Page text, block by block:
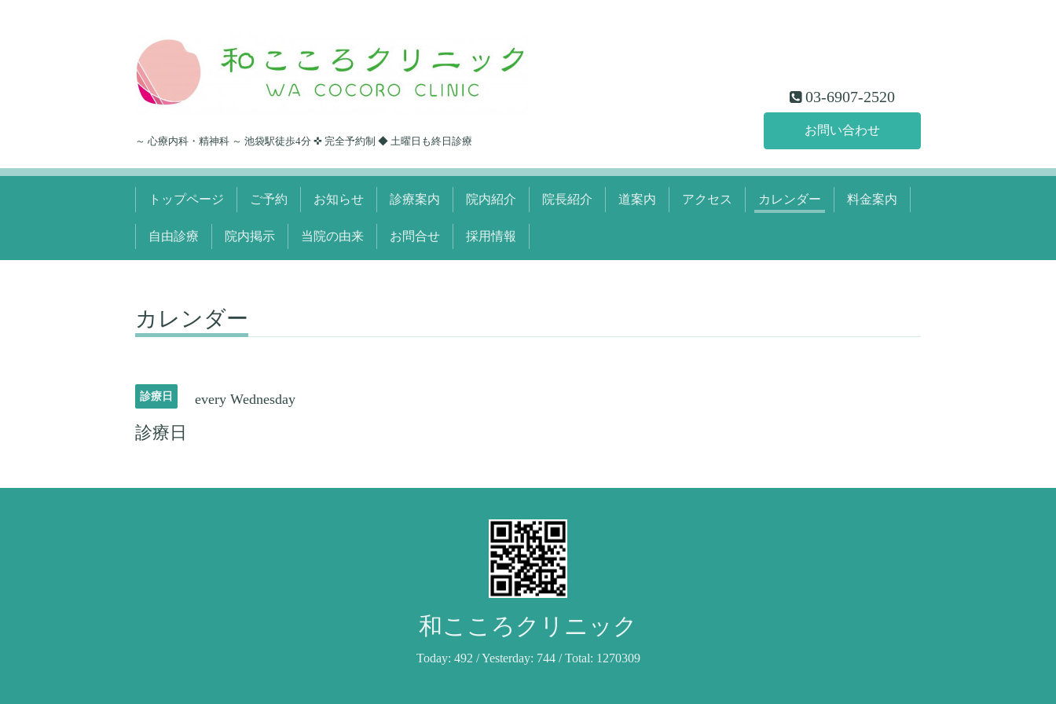
～ 心療内科・精神科 ～ 池袋駅徒歩4分 ✜ 完全予約制 ◆ 土曜日も終日診療
03-6907-2520
お問い合わせ
トップページ ご予約 お知らせ 診療案内 院内紹介 院長紹介 道案内 アクセス カレンダー 料金案内
自由診療 院内掲示 当院の由来 お問合せ 採用情報
カレンダー
診療日 every Wednesday
診療日
和こころクリニック
Today: 492 / Yesterday: 744/ Total: 1270309